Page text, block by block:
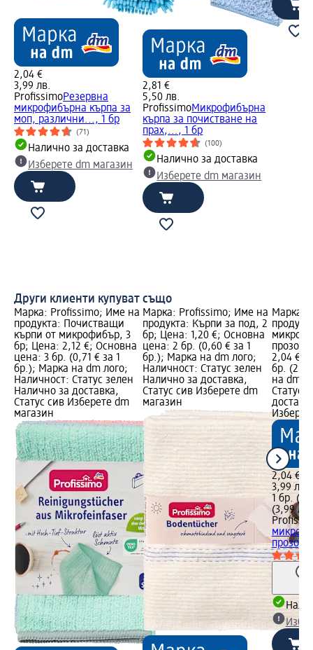
2,04 €
3,99 лв.
ProfissimoРезервна
микрофибърна кърпа за
моп, различни..., 1 бр
(71)
Налично за доставка
Изберете dm магазин
2,81 €
5,50 лв.
ProfissimoМикрофибърна
кърпа за почистване на
прах,..., 1 бр
(100)
Налично за доставка
Изберете dm магазин
Други клиенти купуват също
Марка: Profissimo; Име на
продукта: Почистващи
кърпи от микрофибър, 3
бр; Цена: 2,12 €; Основна
цена: 3 бр. (0,71 € за 1
бр.); Марка на dm лого;
Наличност: Статус зелен
Налично за доставка,
Статус сив Изберете dm
магазин
Марка: Profissimo; Име на
продукта: Кърпи за под, 2
бр; Цена: 1,20 €; Основна
цена: 2 бр. (0,60 € за 1
бр.); Марка на dm лого;
Наличност: Статус зелен
Налично за доставка,
Статус сив Изберете dm
магазин
Марка:
2,04 €;
бр.
на dm
Статус
2,04 €
3,99 лв.
1 бр.
(3,99